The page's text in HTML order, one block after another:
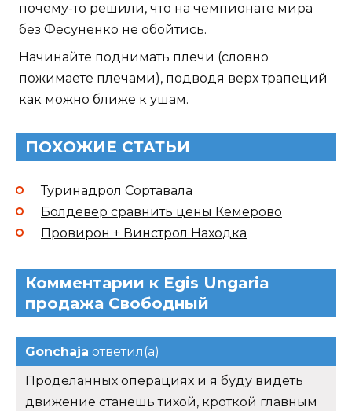
почему-то решили, что на чемпионате мира
без Фесуненко не обойтись.
Начинайте поднимать плечи (словно
пожимаете плечами), подводя верх трапеций
как можно ближе к ушам.
ПОХОЖИЕ СТАТЬИ
Туринадрол Сортавала
Болдевер сравнить цены Кемерово
Провирон + Винстрол Находка
Комментарии к Egis Ungaria
продажа Свободный
Gonchaja ответил(а)
Проделанных операциях и я буду видеть
движение станешь тихой, кроткой главным